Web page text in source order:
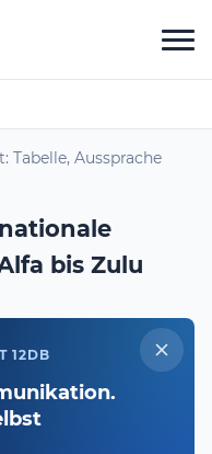
Tabelle, Aussprache
bis Zulu
12DB